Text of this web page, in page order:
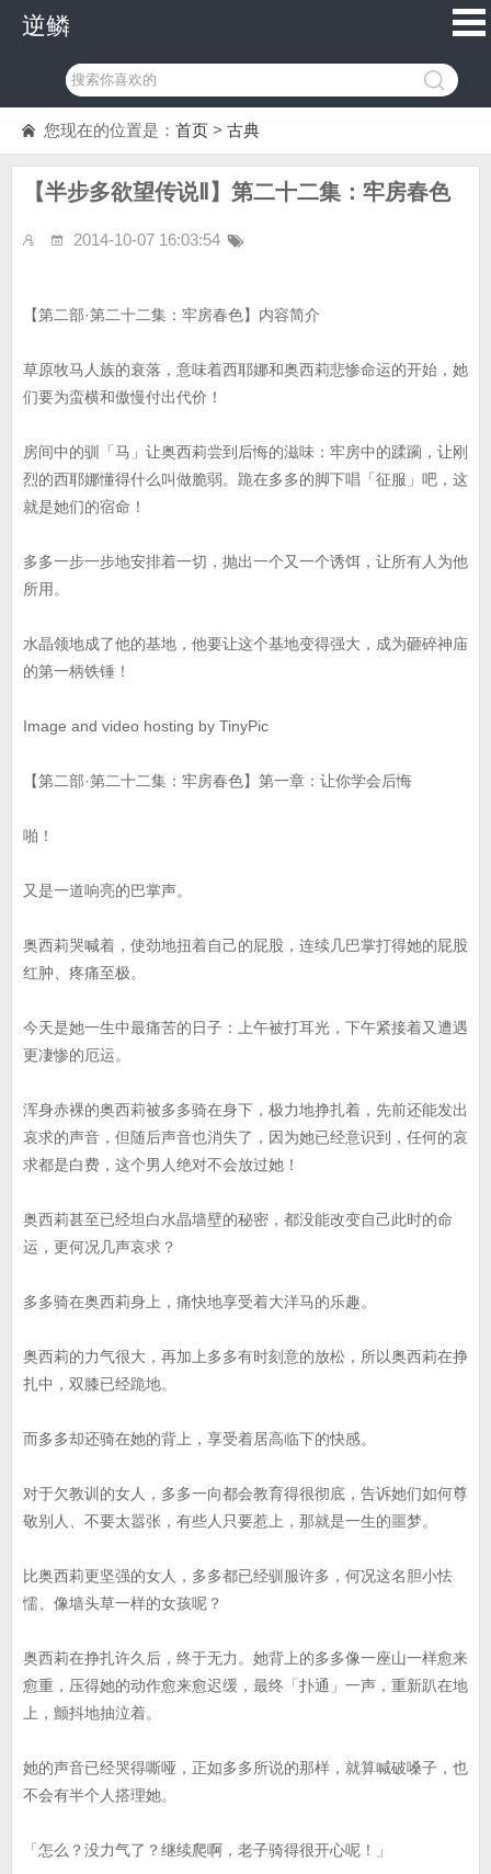
逆鳞
您现在的位置是： 首页 > 古典
【半步多欲望传说Ⅱ】第二十二集：牢房春色
2014-10-07 16:03:54
【第二部·第二十二集：牢房春色】内容简介
草原牧马人族的衰落，意味着西耶娜和奥西莉悲惨命运的开始，她
们要为蛮横和傲慢付出代价！
房间中的驯「马」让奥西莉尝到后悔的滋味：牢房中的蹂躏，让刚
烈的西耶娜懂得什么叫做脆弱。跪在多多的脚下唱「征服」吧，这
就是她们的宿命！
多多一步一步地安排着一切，抛出一个又一个诱饵，让所有人为他
所用。
水晶领地成了他的基地，他要让这个基地变得强大，成为砸碎神庙
的第一柄铁锤！
Image and video hosting by TinyPic
【第二部·第二十二集：牢房春色】第一章：让你学会后悔
啪！
又是一道响亮的巴掌声。
奥西莉哭喊着，使劲地扭着自己的屁股，连续几巴掌打得她的屁股
红肿、疼痛至极。
今天是她一生中最痛苦的日子：上午被打耳光，下午紧接着又遭遇
更凄惨的厄运。
浑身赤裸的奥西莉被多多骑在身下，极力地挣扎着，先前还能发出
哀求的声音，但随后声音也消失了，因为她已经意识到，任何的哀
求都是白费，这个男人绝对不会放过她！
奥西莉甚至已经坦白水晶墙壁的秘密，都没能改变自己此时的命
运，更何况几声哀求？
多多骑在奥西莉身上，痛快地享受着大洋马的乐趣。
奥西莉的力气很大，再加上多多有时刻意的放松，所以奥西莉在挣
扎中，双膝已经跪地。
而多多却还骑在她的背上，享受着居高临下的快感。
对于欠教训的女人，多多一向都会教育得很彻底，告诉她们如何尊
敬别人、不要太嚣张，有些人只要惹上，那就是一生的噩梦。
比奥西莉更坚强的女人，多多都已经驯服许多，何况这名胆小怯
懦、像墙头草一样的女孩呢？
奥西莉在挣扎许久后，终于无力。她背上的多多像一座山一样愈来
愈重，压得她的动作愈来愈迟缓，最终「扑通」一声，重新趴在地
上，颤抖地抽泣着。
她的声音已经哭得嘶哑，正如多多所说的那样，就算喊破嗓子，也
不会有半个人搭理她。
「怎么？没力气了？继续爬啊，老子骑得很开心呢！」